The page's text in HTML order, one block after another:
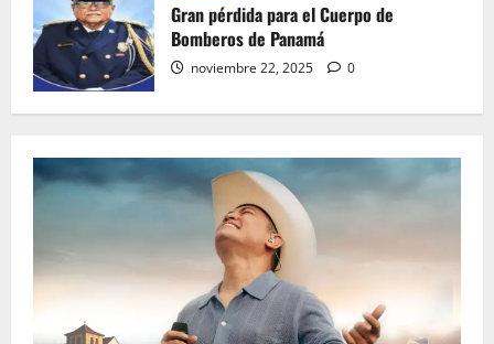
Gran pérdida para el Cuerpo de
Bomberos de Panamá
noviembre 22, 2025 0